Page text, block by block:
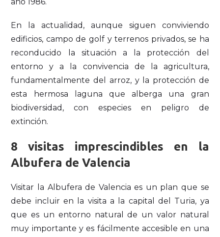
año 1986.
En la actualidad, aunque siguen conviviendo
edificios, campo de golf y terrenos privados, se ha
reconducido la situación a la protección del
entorno y a la convivencia de la agricultura,
fundamentalmente del arroz, y la protección de
esta hermosa laguna que alberga una gran
biodiversidad, con especies en peligro de
extinción.
8 visitas imprescindibles en la
Albufera de Valencia
Visitar la Albufera de Valencia es un plan que se
debe incluir en la visita a la capital del Turia, ya
que es un entorno natural de un valor natural
muy importante y es fácilmente accesible en una